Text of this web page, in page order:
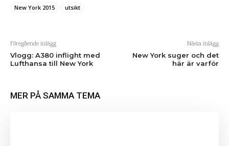
New York 2015
utsikt
Föregående inlägg
Vlogg: A380 inflight med
Lufthansa till New York
Nästa inlägg
New York suger och det
här är varför
MER PÅ SAMMA TEMA